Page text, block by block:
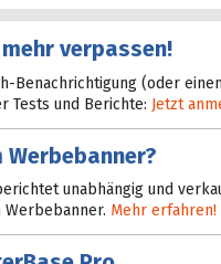
verpassen!
Benachrichtigung (oder
Tests und Berichte: Jetzt
Werbebanner?
unabhängig und
Mehr erfahren!